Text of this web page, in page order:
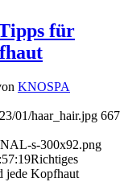
für
KNOSPA
01/haar_hair.jpg 667
s-300x92.png
Richtiges
jede Kopfhaut